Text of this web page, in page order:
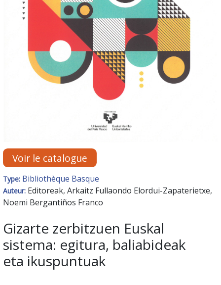
Voir le catalogue
Type: Bibliothèque Basque
Auteur: Editoreak, Arkaitz Fullaondo Elordui-Zapaterietxe,
Noemi Bergantiños Franco
Gizarte zerbitzuen Euskal
sistema: egitura, baliabideak
eta ikuspuntuak